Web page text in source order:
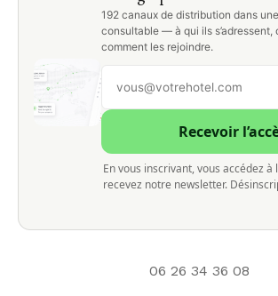
192 canaux de distribution dans
consultable — à qui ils s’adressent,
comment les rejoindre.
Recevoir
En vous inscrivant, vous accédez à
recevez notre newsletter.
06 26 34 36 08